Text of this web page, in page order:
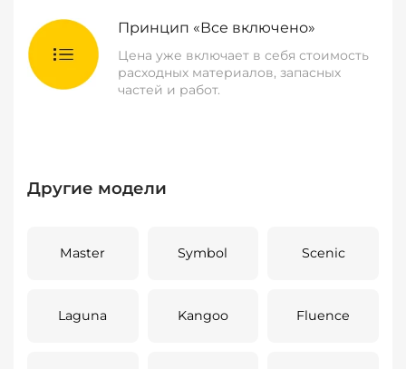
Принцип «Все включено»
Цена уже включает в себя стоимость
расходных материалов, запасных
частей и работ.
Другие модели
Master Symbol Scenic
Laguna Kangoo Fluence